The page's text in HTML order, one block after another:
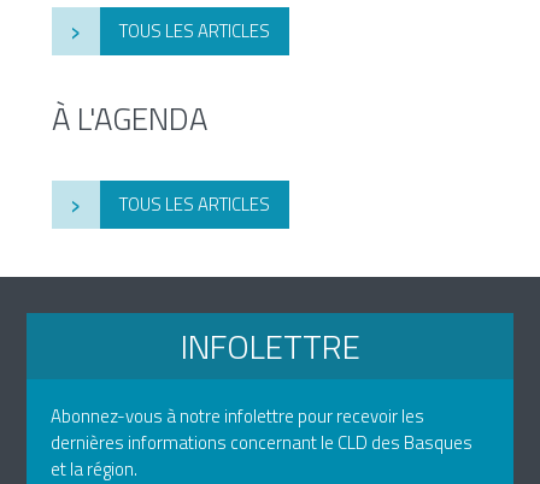
› TOUS LES ARTICLES
À L'AGENDA
› TOUS LES ARTICLES
INFOLETTRE
Abonnez-vous à notre infolettre pour recevoir les
dernières informations concernant le CLD des Basques
et la région.